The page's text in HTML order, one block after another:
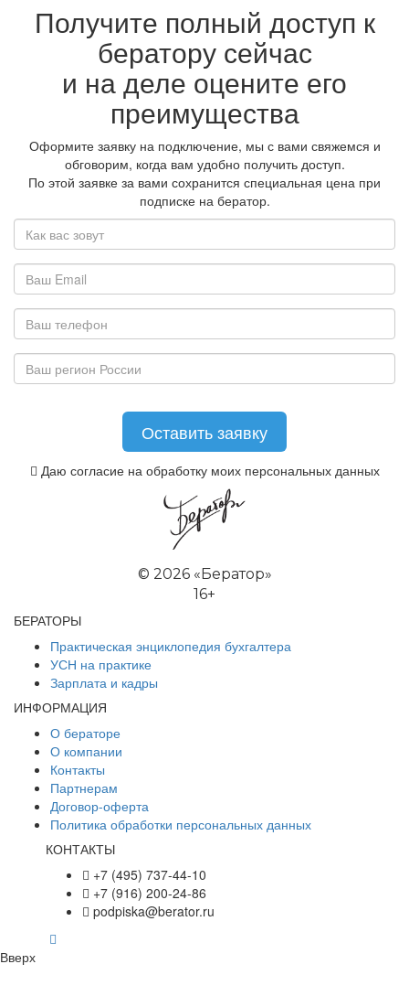
Получите полный доступ к
бератору сейчас
и на деле оцените его
преимущества
Оформите заявку на подключение, мы с вами свяжемся и
обговорим, когда вам удобно получить доступ.
По этой заявке за вами сохранится специальная цена при
подписке на бератор.
Даю согласие на обработку моих персональных данных
© 2026 «Бератор»
16+
БЕРАТОРЫ
Практическая энциклопедия бухгалтера
УСН на практике
Зарплата и кадры
ИНФОРМАЦИЯ
О бераторе
О компании
Контакты
Партнерам
Договор-оферта
Политика обработки персональных данных
КОНТАКТЫ
+7 (495) 737-44-10
+7 (916) 200-24-86
podpiska@berator.ru
Вверх